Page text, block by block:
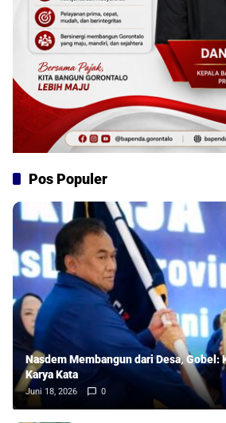
Pos Populer
Nasdem Membangun dari Desa, Gobel:
Karya Kata
Juni 18, 2026 0